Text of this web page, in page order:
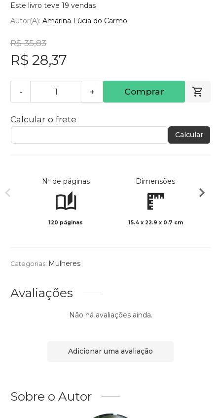
Este livro teve 19 vendas
Autor(a): Amarina Lúcia do Carmo
R$ 35,83
R$ 28,37
- + Comprar
Calcular o frete
Calcular
Nº de páginas
120 páginas
Dimensões
15.4 x 22.9 x 0.7 cm
Categorias: Mulheres
Avaliações
Não há avaliações ainda.
Adicionar uma avaliação
Sobre o Autor